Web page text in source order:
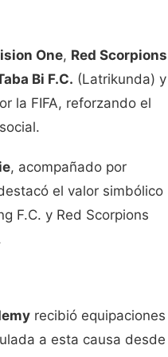
One, Red Scorpions
Bi F.C. (Latrikunda) y
la FIFA, reforzando el
, acompañado por
el valor simbólico
F.C. y Red Scorpions
recibió equipaciones
a esta causa desde